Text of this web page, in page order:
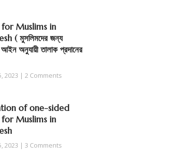
Muslims in
( মুসলিমদের জন্য
আইন অনুযায়ী তালাক প্রদানের
2023 2 Comments
of one-sided
Muslims in
2023 3 Comments